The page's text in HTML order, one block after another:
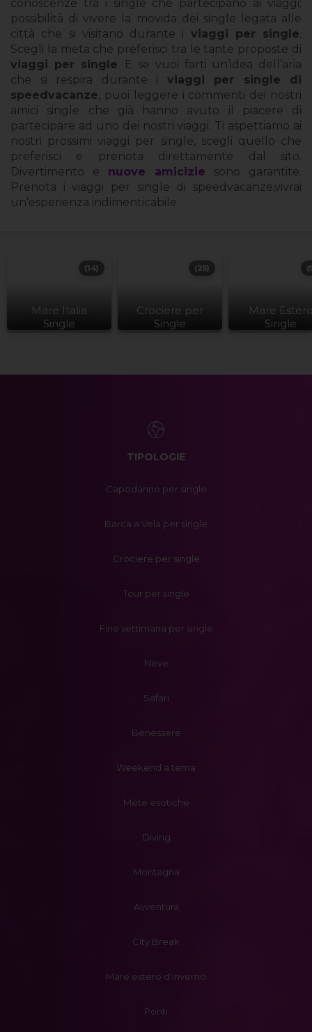
conoscenze tra i single che partecipano ai viaggi;
possibilità di vivere la movida dei single legata alle
città che si visitano durante i viaggi per single.
Scegli la meta che preferisci tra le tante proposte di
viaggi per single. E se vuoi farti un’idea dell’aria
che si respira durante i viaggi per single di
speedvacanze, puoi leggere i commenti dei nostri
amici single che già hanno avuto il piacere di
partecipare ad uno dei nostri viaggi. Ti aspettiamo ai
nostri prossimi viaggi per single, scegli quello che
preferisci e prenota direttamente dal sito.
Divertimento e nuove amicizie sono garantite.
Prenota i viaggi per single di speedvacanze,vivrai
un’esperienza indimenticabile.
Mare Italia
Single
(14)
Crociere per
Single
(25)
Mare
Single
TIPOLOGIE
Capodanno per single
Barca a Vela per single
Crociere per single
Tour per single
Fine settimana per single
Neve
Safari
Benessere
Weekend a tema
Mete esotiche
Diving
Montagna
Avventura
City Break
Mare estero d'inverno
Ponti